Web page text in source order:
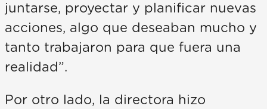
juntarse, proyectar y planificar nuevas
acciones, algo que deseaban mucho y
tanto trabajaron para que fuera una
realidad”.
Por otro lado, la directora hizo